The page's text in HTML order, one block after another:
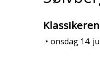
• onsdag 14.